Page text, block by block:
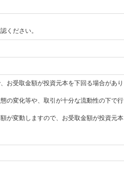
ください。
お受取金額が投資元本を下回る場合があり
の変化等や、取引が十分な流動性の下で行
が変動しますので、お受取金額が投資元本